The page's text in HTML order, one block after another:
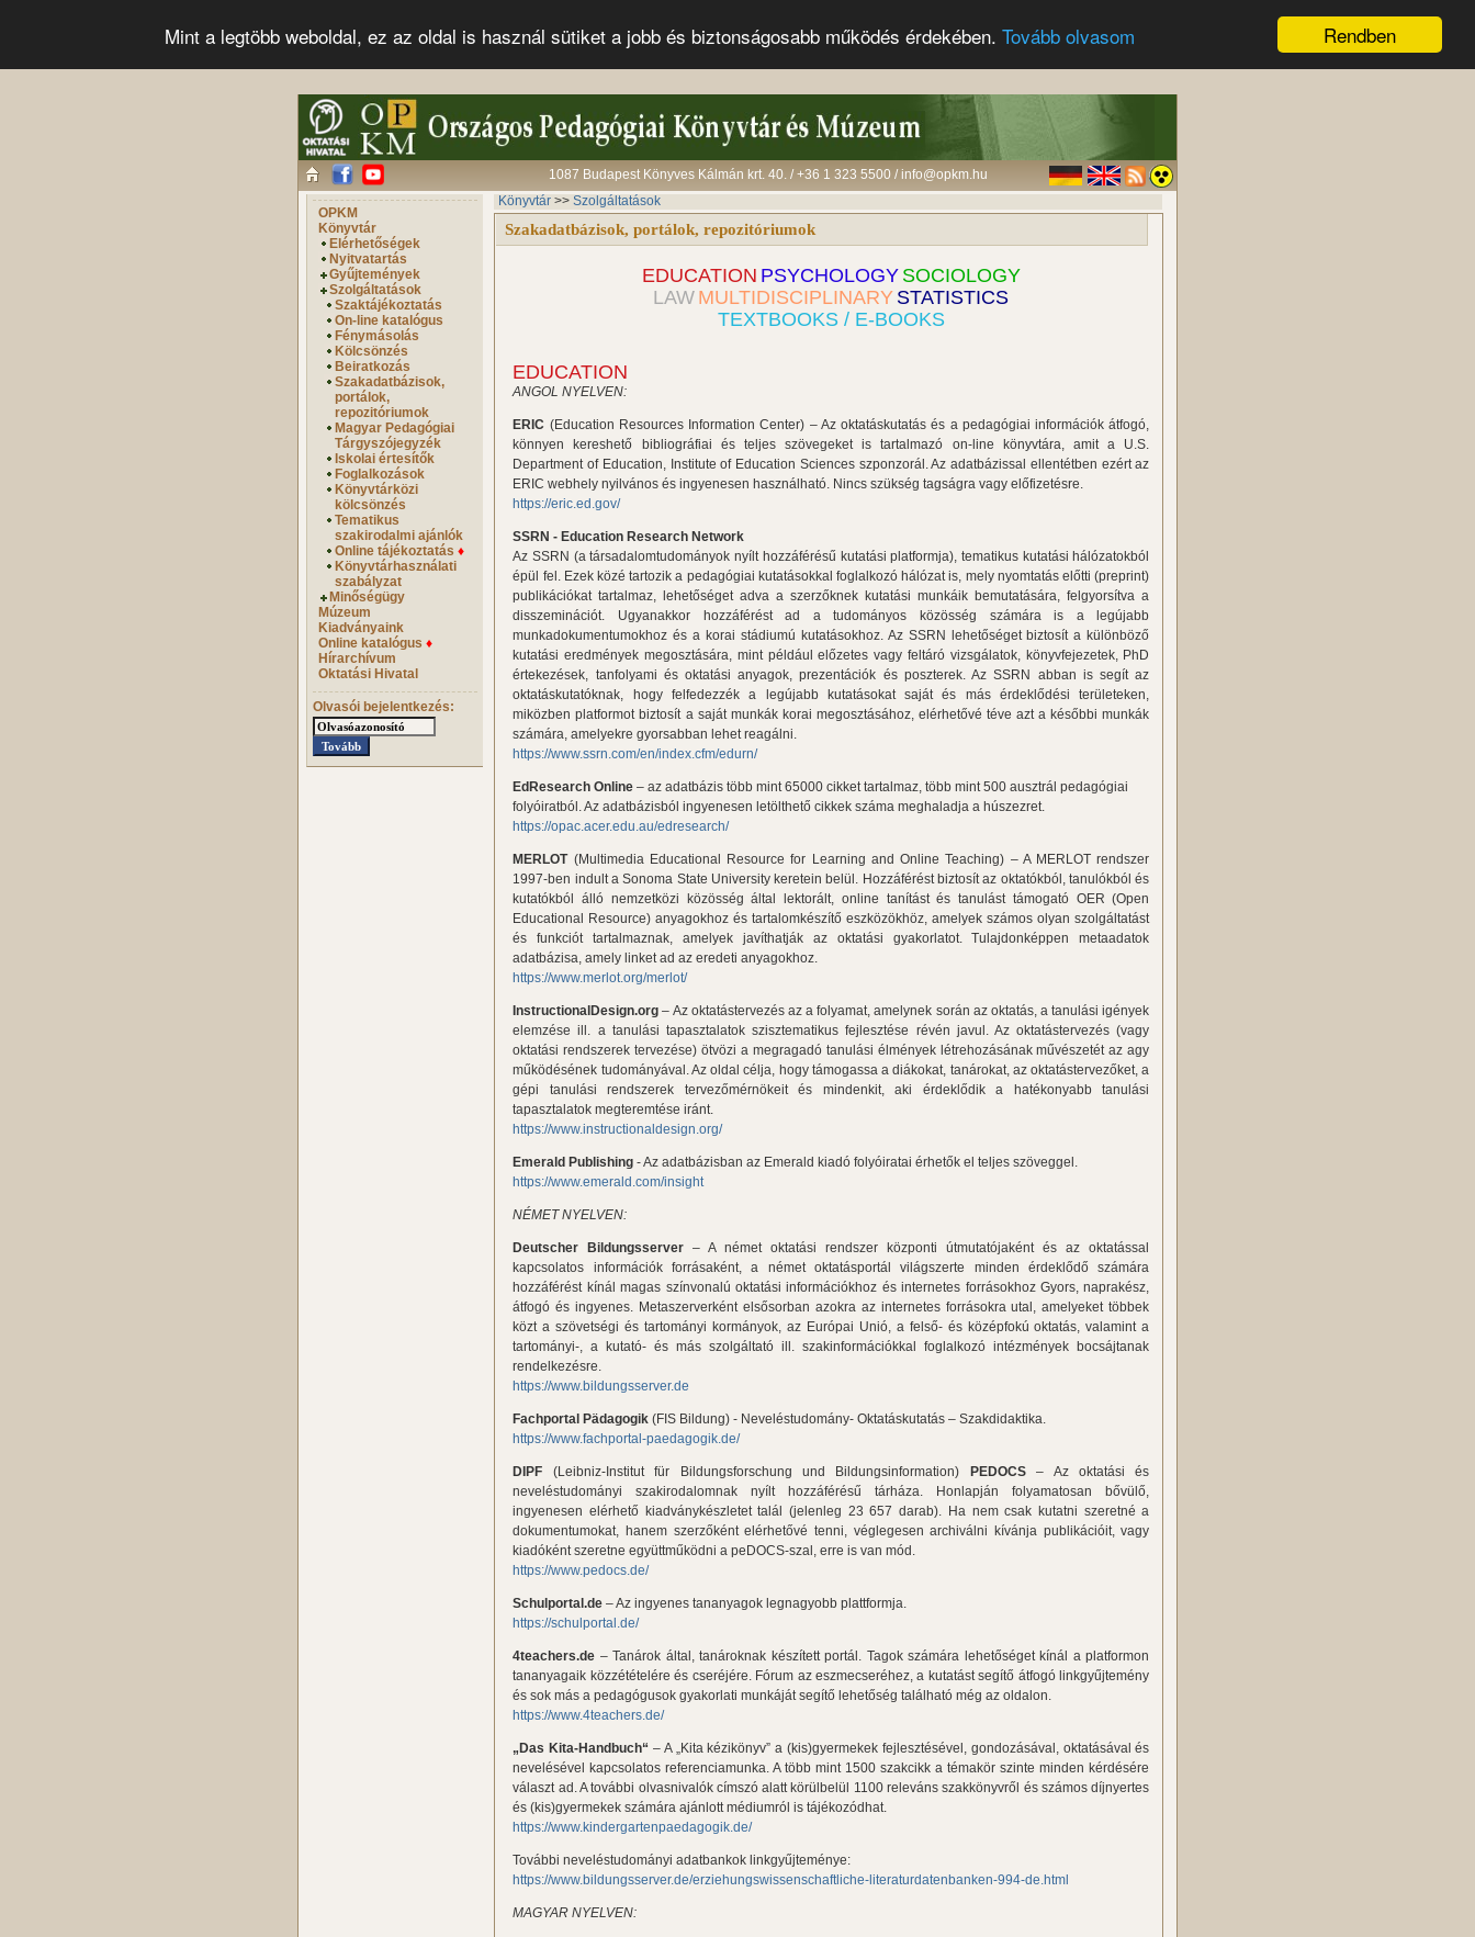
Rendben
Mint a legtöbb weboldal, ez az oldal is használ sütiket a jobb és biztonságosabb működés érdekében. Tovább olvasom
1087 Budapest Könyves Kálmán krt. 40. / +36 1 323 5500 / info@opkm.hu
OPKM
Könyvtár
Elérhetőségek
Nyitvatartás
Gyűjtemények
Szolgáltatások
Szaktájékoztatás
On-line katalógus
Fénymásolás
Kölcsönzés
Beiratkozás
Szakadatbázisok,
portálok,
repozitóriumok
Magyar Pedagógiai
Tárgyszójegyzék
Iskolai értesítők
Foglalkozások
Könyvtárközi
kölcsönzés
Tematikus
szakirodalmi ajánlók
Online tájékoztatás ♦
Könyvtárhasználati
szabályzat
Minőségügy
Múzeum
Kiadványaink
Online katalógus ♦
Hírarchívum
Oktatási Hivatal
Olvasói bejelentkezés:
Könyvtár >> Szolgáltatások
Szakadatbázisok, portálok, repozitóriumok
EDUCATION PSYCHOLOGY SOCIOLOGY
LAW MULTIDISCIPLINARY STATISTICS
TEXTBOOKS / E-BOOKS
EDUCATION
ANGOL NYELVEN:
ERIC (Education Resources Information Center) – Az oktatáskutatás és a pedagógiai információk átfogó,
könnyen kereshető bibliográfiai és teljes szövegeket is tartalmazó on-line könyvtára, amit a U.S.
Department of Education, Institute of Education Sciences szponzorál. Az adatbázissal ellentétben ezért az
ERIC webhely nyilvános és ingyenesen használható. Nincs szükség tagságra vagy előfizetésre.
https://eric.ed.gov/
SSRN - Education Research Network
Az SSRN (a társadalomtudományok nyílt hozzáférésű kutatási platformja), tematikus kutatási hálózatokból
épül fel. Ezek közé tartozik a pedagógiai kutatásokkal foglalkozó hálózat is, mely nyomtatás előtti (preprint)
publikációkat tartalmaz, lehetőséget adva a szerzőknek kutatási munkáik bemutatására, felgyorsítva a
disszeminációt. Ugyanakkor hozzáférést ad a tudományos közösség számára is a legújabb
munkadokumentumokhoz és a korai stádiumú kutatásokhoz. Az SSRN lehetőséget biztosít a különböző
kutatási eredmények megosztására, mint például előzetes vagy feltáró vizsgálatok, könyvfejezetek, PhD
értekezések, tanfolyami és oktatási anyagok, prezentációk és poszterek. Az SSRN abban is segít az
oktatáskutatóknak, hogy felfedezzék a legújabb kutatásokat saját és más érdeklődési területeken,
miközben platformot biztosít a saját munkák korai megosztásához, elérhetővé téve azt a későbbi munkák
számára, amelyekre gyorsabban lehet reagálni.
https://www.ssrn.com/en/index.cfm/edurn/
EdResearch Online – az adatbázis több mint 65000 cikket tartalmaz, több mint 500 ausztrál pedagógiai
folyóiratból. Az adatbázisból ingyenesen letölthető cikkek száma meghaladja a húszezret.
https://opac.acer.edu.au/edresearch/
MERLOT(Multimedia Educational Resource for Learning and Online Teaching) – A MERLOT rendszer
1997-ben indult a Sonoma State University keretein belül. Hozzáférést biztosít az oktatókból, tanulókból és
kutatókból álló nemzetközi közösség által lektorált, online tanítást és tanulást támogató OER (Open
Educational Resource) anyagokhoz és tartalomkészítő eszközökhöz, amelyek számos olyan szolgáltatást
és funkciót tartalmaznak, amelyek javíthatják az oktatási gyakorlatot. Tulajdonképpen metaadatok
adatbázisa, amely linket ad az eredeti anyagokhoz.
https://www.merlot.org/merlot/
InstructionalDesign.org – Az oktatástervezés az a folyamat, amelynek során az oktatás, a tanulási igények
elemzése ill. a tanulási tapasztalatok szisztematikus fejlesztése révén javul. Az oktatástervezés (vagy
oktatási rendszerek tervezése) ötvözi a megragadó tanulási élmények létrehozásának művészetét az agy
működésének tudományával. Az oldal célja, hogy támogassa a diákokat, tanárokat, az oktatástervezőket, a
gépi tanulási rendszerek tervezőmérnökeit és mindenkit, aki érdeklődik a hatékonyabb tanulási
tapasztalatok megteremtése iránt.
https://www.instructionaldesign.org/
Emerald Publishing - Az adatbázisban az Emerald kiadó folyóiratai érhetők el teljes szöveggel.
https://www.emerald.com/insight
NÉMET NYELVEN:
Deutscher Bildungsserver – A német oktatási rendszer központi útmutatójaként és az oktatással
kapcsolatos információk forrásaként, a német oktatásportál világszerte minden érdeklődő számára
hozzáférést kínál magas színvonalú oktatási információkhoz és internetes forrásokhoz Gyors, naprakész,
átfogó és ingyenes. Metaszerverként elsősorban azokra az internetes forrásokra utal, amelyeket többek
közt a szövetségi és tartományi kormányok, az Európai Unió, a felső- és középfokú oktatás, valamint a
tartományi-, a kutató- és más szolgáltató ill. szakinformációkkal foglalkozó intézmények bocsájtanak
rendelkezésre.
https://www.bildungsserver.de
Fachportal Pädagogik (FIS Bildung) - Neveléstudomány- Oktatáskutatás – Szakdidaktika.
https://www.fachportal-paedagogik.de/
DIPF (Leibniz-Institut für Bildungsforschung und Bildungsinformation) PEDOCS– Az oktatási és
neveléstudományi szakirodalomnak nyílt hozzáférésű tárháza. Honlapján folyamatosan bővülő,
ingyenesen elérhető kiadványkészletet talál (jelenleg 23 657 darab). Ha nem csak kutatni szeretné a
dokumentumokat, hanem szerzőként elérhetővé tenni, véglegesen archiválni kívánja publikációit, vagy
kiadóként szeretne együttműködni a peDOCS-szal, erre is van mód.
https://www.pedocs.de/
Schulportal.de – Az ingyenes tananyagok legnagyobb plattformja.
https://schulportal.de/
4teachers.de – Tanárok által, tanároknak készített portál. Tagok számára lehetőséget kínál a platformon
tananyagaik közzétételére és cseréjére. Fórum az eszmecseréhez, a kutatást segítő átfogó linkgyűjtemény
és sok más a pedagógusok gyakorlati munkáját segítő lehetőség található még az oldalon.
https://www.4teachers.de/
„Das Kita-Handbuch“ – A „Kita kézikönyv” a (kis)gyermekek fejlesztésével, gondozásával, oktatásával és
nevelésével kapcsolatos referenciamunka. A több mint 1500 szakcikk a témakör szinte minden kérdésére
választ ad. A további olvasnivalók címszó alatt körülbelül 1100 releváns szakkönyvről és számos díjnyertes
és (kis)gyermekek számára ajánlott médiumról is tájékozódhat.
https://www.kindergartenpaedagogik.de/
További neveléstudományi adatbankok linkgyűjteménye:
https://www.bildungsserver.de/erziehungswissenschaftliche-literaturdatenbanken-994-de.html
MAGYAR NYELVEN: